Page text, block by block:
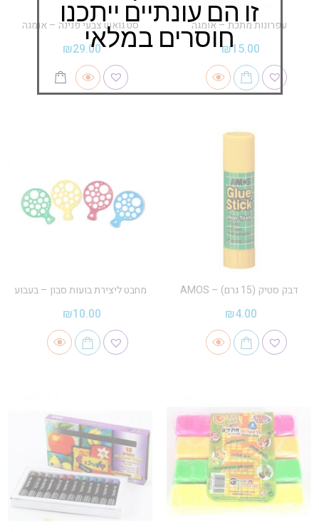
עפרונות מתכת – אומגה
₪15.00
סט גואש צבעי פנינה – אומגה
₪29.00
דבק סטיק (15 גרם) – AMOS
₪4.00
מחבט ליצירת בועות סבון – בעבוע
₪10.00
זו הם עונתיים ייתכנו
חוסרים במלאי